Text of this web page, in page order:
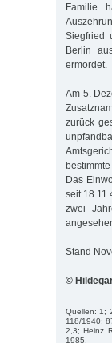
Familie
Siegfried
Berlin
ermordet.
Am 5.
zurück
Das
seit
zwei
Stand
©
Quellen: 1;
118/1940;
2,3; Heinz
1985.